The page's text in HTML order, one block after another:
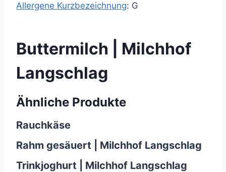
Allergene Kurzbezeichnung: G
Buttermilch | Milchhof
Langschlag
Ähnliche Produkte
Rauchkäse
Rahm gesäuert | Milchhof Langschlag
Trinkjoghurt | Milchhof Langschlag